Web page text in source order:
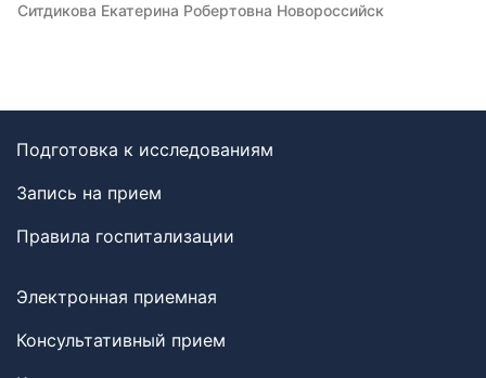
Ситдикова Екатерина Робертовна Новороссийск
Подготовка к исследованиям
Запись на прием
Правила госпитализации
Электронная приемная
Консультативный прием